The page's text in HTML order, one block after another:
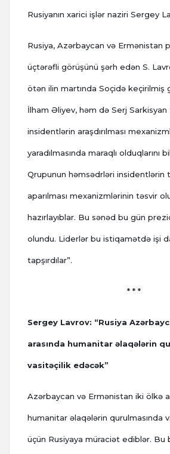
Rusiyanın xarici işlər naziri Sergey
Rusiya, Azərbaycan və Ermənistan
üçtərəfli görüşünü şərh edən S.
ötən ilin martında Soçidə keçirilmiş
İlham Əliyev, həm də Serj
insidentlərin araşdırılması
yaradılmasında maraqlı olduqlarını
Qrupunun həmsədrləri insidentlərin
aparılması mexanizmlərinin təsvir
hazırlayıblar. Bu sənəd bu gün
olundu. Liderlər bu istiqamətdə işi
tapşırdılar”.
* * *
Sergey Lavrov: “Rusiya
arasında humanitar əlaqələrin
vasitəçilik edəcək”
Azərbaycan və Ermənistan iki ölkə
humanitar əlaqələrin qurulmasında
üçün Rusiyaya müraciət ediblər. Bu